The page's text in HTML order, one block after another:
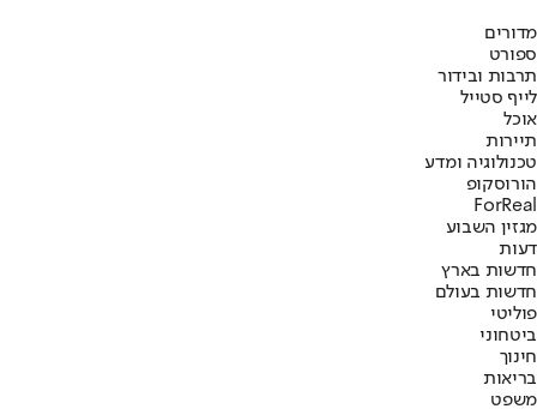
מדורים
ספורט
תרבות ובידור
לייף סטייל
אוכל
תיירות
טכנולוגיה ומדע
הורוסקופ
ForReal
מגזין השבוע
דעות
חדשות בארץ
חדשות בעולם
פוליטי
ביטחוני
חינוך
בריאות
משפט